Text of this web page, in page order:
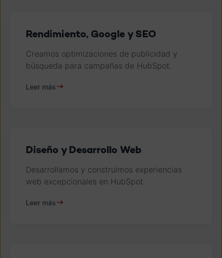
Rendimiento, Google y SEO
Creamos optimizaciones de publicidad y
búsqueda para campañas de HubSpot.
Leer más
Diseño y Desarrollo Web
Desarrollamos y construimos experiencias
web excepcionales en HubSpot.
Leer más